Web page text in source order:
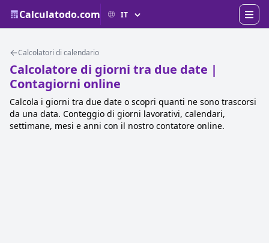
Calculatodo.com
Calcolatori di calendario
Calcolatore di giorni tra due date |
Contagiorni online
Calcola i giorni tra due date o scopri quanti ne sono trascorsi
da una data. Conteggio di giorni lavorativi, calendari,
settimane, mesi e anni con il nostro contatore online.